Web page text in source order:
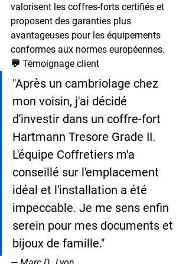
valorisent les coffres-forts certifiés et
proposent des garanties plus
avantageuses pour les équipements
conformes aux normes européennes.
💬 Témoignage client
"Après un cambriolage chez
mon voisin, j'ai décidé
d'investir dans un coffre-fort
Hartmann Tresore Grade II.
L'équipe Coffretiers m'a
conseillé sur l'emplacement
idéal et l'installation a été
impeccable. Je me sens enfin
serein pour mes documents et
bijoux de famille."